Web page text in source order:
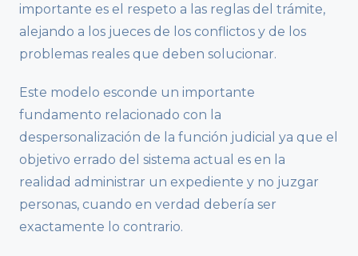
importante es el respeto a las reglas del trámite,
alejando a los jueces de los conflictos y de los
problemas reales que deben solucionar.
Este modelo esconde un importante
fundamento relacionado con la
despersonalización de la función judicial ya que el
objetivo errado del sistema actual es en la
realidad administrar un expediente y no juzgar
personas, cuando en verdad debería ser
exactamente lo contrario.